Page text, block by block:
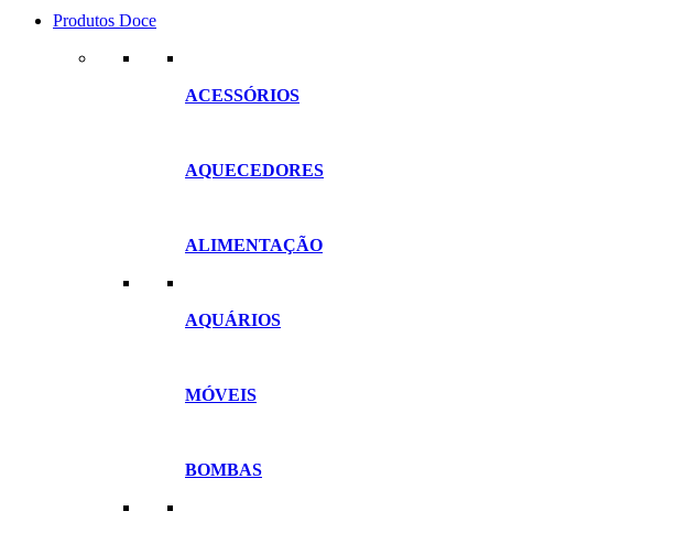
Produtos Doce
ACESSÓRIOS
AQUECEDORES
ALIMENTAÇÃO
AQUÁRIOS
MÓVEIS
BOMBAS